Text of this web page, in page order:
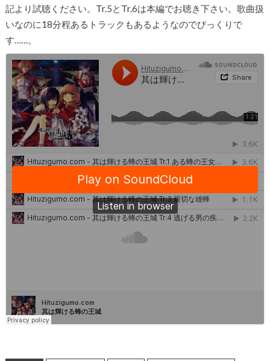
記より試聴ください。Tr.5とTr.6は本編でお聴き下さい。歌曲扱
いなのに18分程あるトラックもあるようなのでびっくりで
す……。